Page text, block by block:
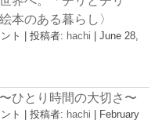
本のある暮らし〉
ト |投稿者: hachi |June 28,
ひとり時間の大切さ〜
ト |投稿者: hachi
February